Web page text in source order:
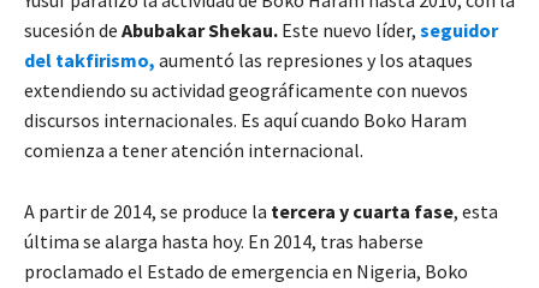
sucesión de Abubakar Shekau. Este nuevo líder, seguidor
del takfirismo, aumentó las represiones y los ataques
extendiendo su actividad geográficamente con nuevos
discursos internacionales. Es aquí cuando Boko Haram
comienza a tener atención internacional.
A partir de 2014, se produce la tercera y cuarta fase, esta
última se alarga hasta hoy. En 2014, tras haberse
proclamado el Estado de emergencia en Nigeria, Boko